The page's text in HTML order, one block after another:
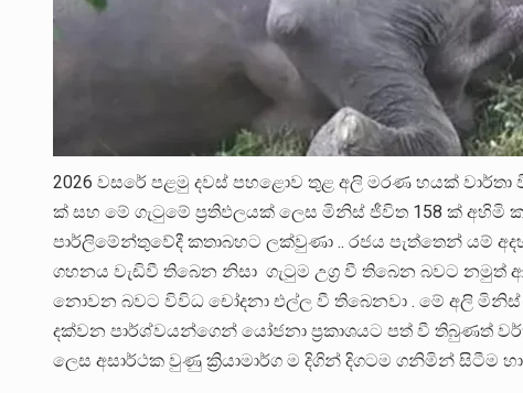
2026 වසරේ පළමු දවස් පහළොව තුළ අලි මරණ හයක්
ක් සහ මේ ගැටුමේ ප්‍රතිඵලයක් ලෙස මිනිස් ජීවිත 158 ක්
පාර්ලිමේන්තුවේදී කතාබහට ලක්වුණා .. රජය පැත්තෙන් යම්
ගහනය වැඩිවී තිබෙන නිසා ගැටුම උග්‍ර වී තිබෙන බවට
නොවන බවට විවිධ චෝදනා එල්ල වී තිබෙනවා . මේ අලි
දක්වන පාර්ශ්වයන්ගෙන් යෝජනා ප්‍රකාශයට පත් වී
ලෙස අසාර්ථක වුණු ක්‍රියාමාර්ග ම දිගින් දිගටම ගනිමින් සිටීම